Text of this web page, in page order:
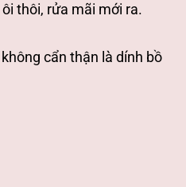
thôi, rửa mãi mới ra.
cẩn thận là dính bồ